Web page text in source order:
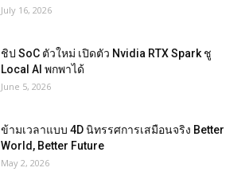
July 16, 2026
ชิป SoC ตัวใหม่ เปิดตัว Nvidia RTX Spark ชู
Local AI พกพาได้
June 5, 2026
ข้ามเวลาแบบ 4D นิทรรศการเสมือนจริง Better
World, Better Future
May 2, 2026